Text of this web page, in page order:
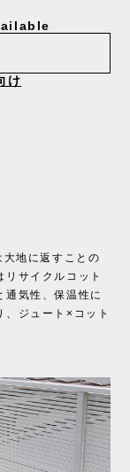
け
大地に返すことの
サイクルコット
通気性、保温性に
、ジュート×コット